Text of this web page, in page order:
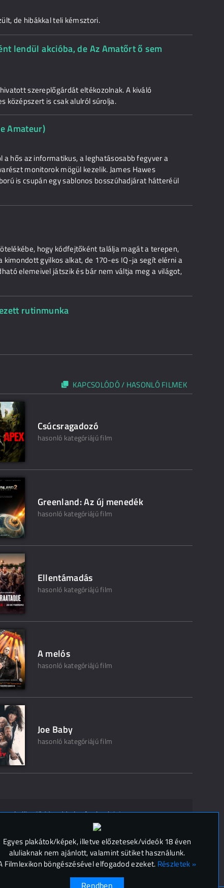
de hibákkal teli kémsztori.
lendül akcióba, de Az Amatőrt ő sem
szereplőgárdát eltékozolnak. A kiváló
középszert is csak alulról súrolja.
Amateur)
hős az informatikus, a leghatásosabb fegyver a
monitorok mögül kezelik. James Hawes
is csupán egy sablonos bosszúhadjárat hátteréül
hogy kódfejtőként találja magát a terepen,
kimondott gyilkos alkat, de 170-es IQ-ja segít elérni a
elemeivel játszik és bár nem váltja meg a világot,
rutinmunka
KAPCSOLÓDÓ / HASONLÓ FILMEK
Csúcsragadozó
hasonló kategóriájú film
Greenland: Az új menedék
hasonló kategóriájú film
Ellentámadás
hasonló kategóriájú film
A melós
hasonló kategóriájú film
Joe Baby
hasonló kategóriájú film
kelljen"? Mondd el másoknak is!
0)
Egyes plakátok/képek, illetve előzetesek/videók 18 éven
aluliaknak nem ajánlott, valamint sütiket használunk.
Filmlexikon böngészésével elfogadod ezeket. Részletek »
Rendben